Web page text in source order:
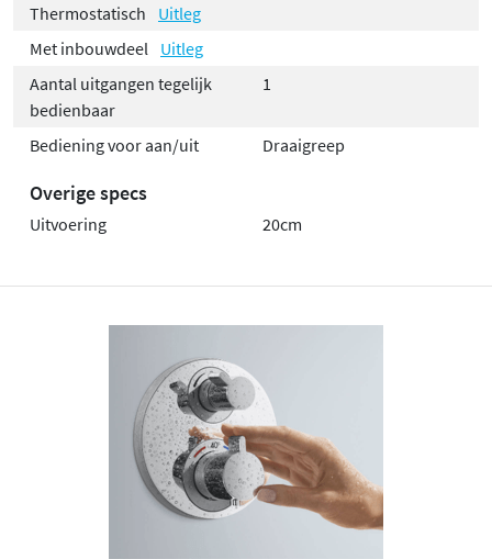
Thermostatisch
Uitleg
Met inbouwdeel
Uitleg
Aantal uitgangen tegelijk
bedienbaar
1
Bediening voor aan/uit Draaigreep
Overige specs
Uitvoering 20cm